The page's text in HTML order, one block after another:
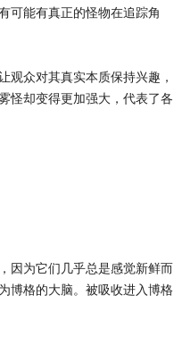
可能有真正的怪物在追踪角
观众对其真实本质保持兴趣，
怪却变得更加强大，代表了各
因为它们几乎总是感觉新鲜而
博格的大脑。被吸收进入博格